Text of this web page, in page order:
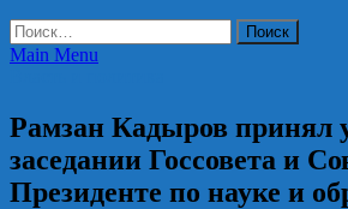
Найти:
Main Menu
Рамзан Кадыров принял
заседании Госсовета и
Президенте по науке и